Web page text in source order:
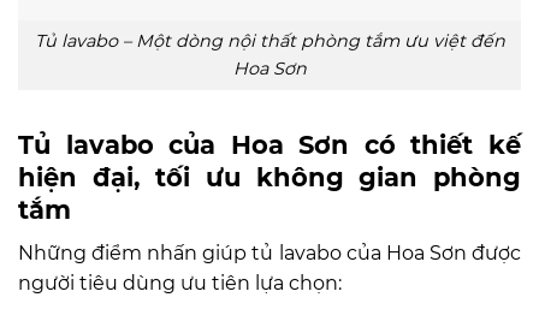
Tủ lavabo – Một dòng nội thất phòng tắm ưu việt đến
Hoa Sơn
Tủ lavabo của Hoa Sơn có thiết kế
hiện đại, tối ưu không gian phòng
tắm
Những điểm nhấn giúp tủ lavabo của Hoa Sơn được
người tiêu dùng ưu tiên lựa chọn: